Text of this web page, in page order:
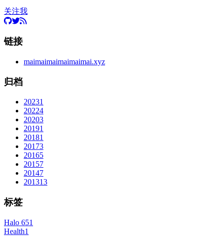
关注我
链接
maimaimaimaimaimai.xyz
归档
20231
20224
20203
20191
20181
20173
20165
20157
20147
201313
标签
Halo 651
Health1